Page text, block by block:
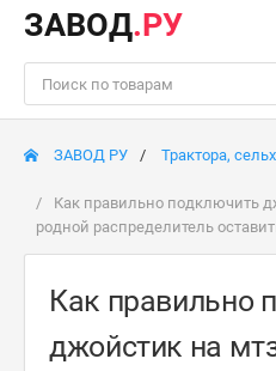
ЗАВОД.РУ
ЗАВОД РУ Трактора,
Как правильно подключить
родной распределитель
Как правильно
джойстик на